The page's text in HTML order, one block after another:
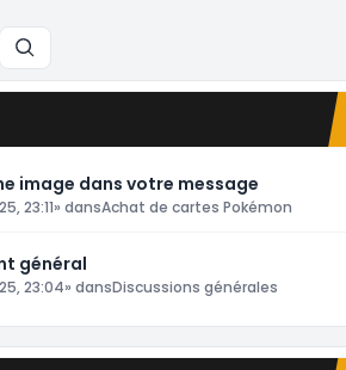
Rechercher
image dans votre message
23:11» dansAchat de cartes Pokémon
général
23:04» dansDiscussions générales